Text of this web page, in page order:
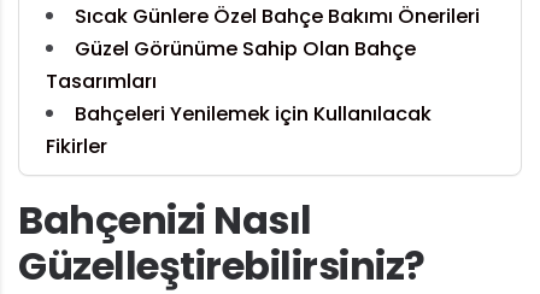
Sıcak Günlere Özel Bahçe Bakımı Önerileri
Güzel Görünüme Sahip Olan Bahçe
Tasarımları
Bahçeleri Yenilemek için Kullanılacak
Fikirler
Bahçenizi Nasıl
Güzelleştirebilirsiniz?